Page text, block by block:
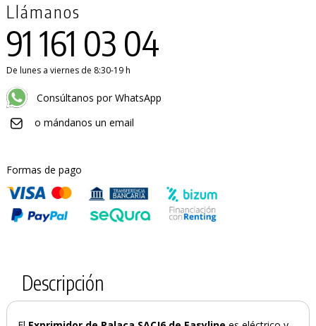
Llámanos
91 161 03 04
De lunes a viernes de 8:30-19 h
Consúltanos por WhatsApp
o mándanos un email
Formas de pago
Descripción